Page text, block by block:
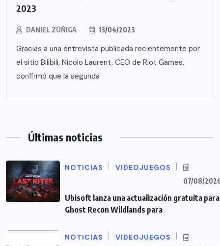
2023
DANIEL ZÚÑIGA 13/04/2023
Gracias a una entrevista publicada recientemente por
el sitio Bilibili, Nicolo Laurent, CEO de Riot Games,
confirmó que la segunda
Últimas noticias
NOTICIAS VIDEOJUEGOS
07/08/
Ubisoft lanza una actualización gratuita para
Ghost Recon Wildlands para
NOTICIAS VIDEOJUEGOS